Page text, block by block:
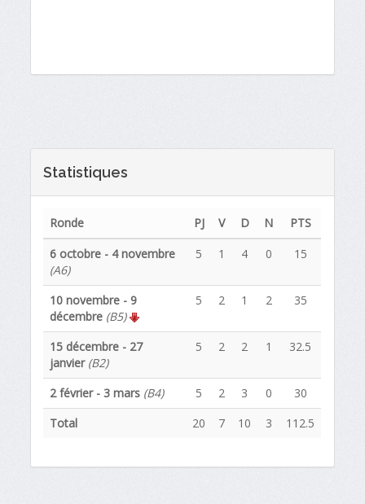
Statistiques
Ronde PJ V D N
PTS
6 octobre - 4 novembre
(A6)
5 1 4 0 15
10 novembre - 9
décembre (B5)
5 2 1 2 35
15 décembre - 27
janvier (B2)
5 2 2 1 32.5
2 février - 3 mars (B4) 5 2 3 0
30
Total
20 7 10 3 112.5